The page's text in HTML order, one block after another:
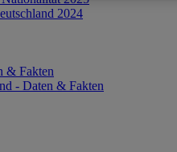
2024
& Fakten
- Daten & Fakten